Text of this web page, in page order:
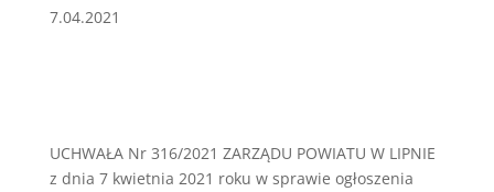
7.04.2021
UCHWAŁA Nr 316/2021 ZARZĄDU POWIATU W LIPNIE
z dnia 7 kwietnia 2021 roku w sprawie ogłoszenia